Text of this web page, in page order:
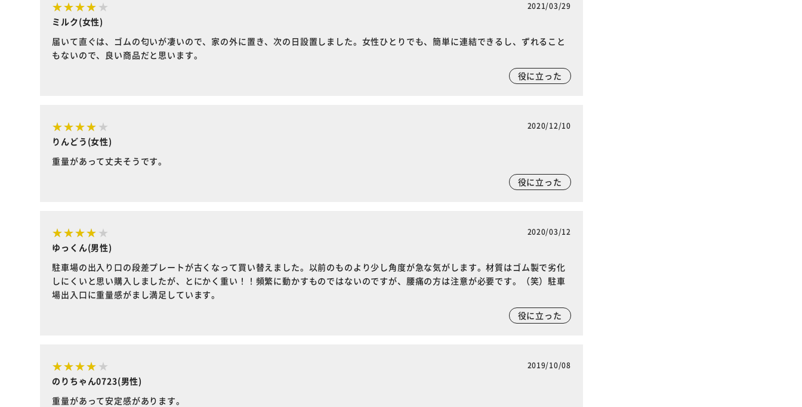
2021/03/29
ミルク(女性)
届いて直ぐは、ゴムの匂いが凄いので、家の外に置き、次の日設置しました。女性ひとりでも、簡単に連結できるし、ずれること
もないので、良い商品だと思います。
役に立った
2020/12/10
りんどう(女性)
重量があって丈夫そうです。
役に立った
2020/03/12
ゆっくん(男性)
駐車場の出入り口の段差プレートが古くなって買い替えました。以前のものより少し角度が急な気がします。材質はゴム製で劣化
しにくいと思い購入しましたが、とにかく重い！！頻繁に動かすものではないのですが、腰痛の方は注意が必要です。（笑）駐車
場出入口に重量感がまし満足しています。
役に立った
2019/10/08
のりちゃん0723(男性)
重量があって安定感があります。